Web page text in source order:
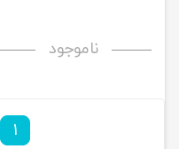
ناموجود
1